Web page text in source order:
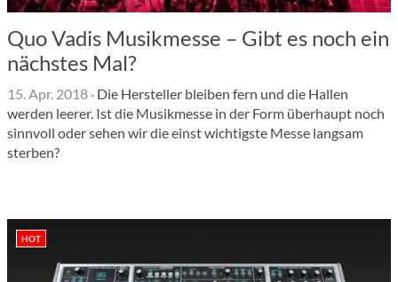
Quo Vadis Musikmesse – Gibt es noch ein
nächstes Mal?
15. Apr. 2018 · Die Hersteller bleiben fern und die Hallen
werden leerer. Ist die Musikmesse in der Form überhaupt noch
sinnvoll oder sehen wir die einst wichtigste Messe langsam
sterben?
HOT